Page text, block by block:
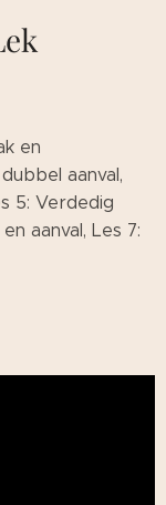
en
aanval,
5: Verdedig
aanval, Les 7: